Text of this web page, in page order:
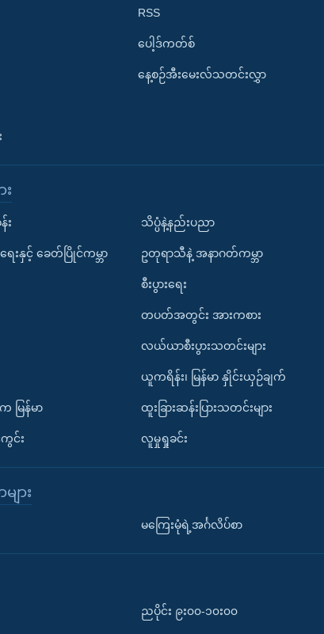
RSS
ပေါ့ဒ်ကတ်စ်
နေ့စဉ်အီးမေးလ်သတင်းလွှာ
း
းနှင့် ခေတ်ပြိုင်ကမ္ဘာ
မြန်မာ
င်ကွင်း
သိပ္ပံနဲ့နည်းပညာ
ဥတုရာသီနဲ့ အနာဂတ်ကမ္ဘာ
စီးပွားရေး
တပတ်အတွင်း အားကစား
လယ်ယာစီးပွားသတင်းများ
ယူကရိန်း၊ မြန်မာ နှိုင်းယှဉ်ချက်
ထူးခြားဆန်းပြားသတင်းများ
လူမှုရှုခင်း
ျား
မကြေးမုံရဲ့အင်္ဂလိပ်စာ
ညပိုင်း ၉း၀၀-၁၀း၀၀